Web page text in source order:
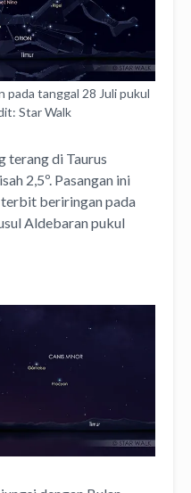
pada tanggal 28 Juli pukul
Star Walk
terang di Taurus
2,5º. Pasangan ini
beriringan pada
Aldebaran pukul